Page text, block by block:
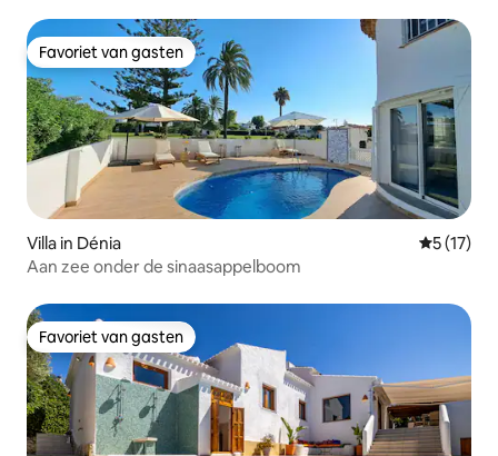
Favoriet van gasten
Favoriet van gasten
Villa in Dénia
5 (17)
Aan zee onder de sinaasappelboom
Favoriet van gasten
Favoriet van gasten